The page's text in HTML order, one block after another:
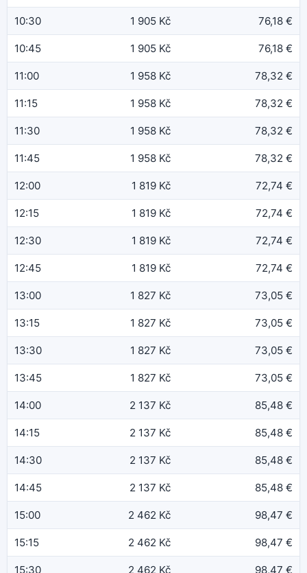
10:30 1 905 Kč 76,18 €
10:45 1 905 Kč 76,18 €
11:00 1 958 Kč 78,32 €
11:15 1 958 Kč 78,32 €
11:30 1 958 Kč 78,32 €
11:45 1 958 Kč 78,32 €
12:00 1 819 Kč 72,74 €
12:15 1 819 Kč 72,74 €
12:30 1 819 Kč 72,74 €
12:45 1 819 Kč 72,74 €
13:00 1 827 Kč 73,05 €
13:15 1 827 Kč 73,05 €
13:30 1 827 Kč 73,05 €
13:45 1 827 Kč 73,05 €
14:00 2 137 Kč 85,48 €
14:15 2 137 Kč 85,48 €
14:30 2 137 Kč 85,48 €
14:45 2 137 Kč 85,48 €
15:00 2 462 Kč 98,47 €
15:15 2 462 Kč 98,47 €
15:30 2 462 Kč 98,47 €